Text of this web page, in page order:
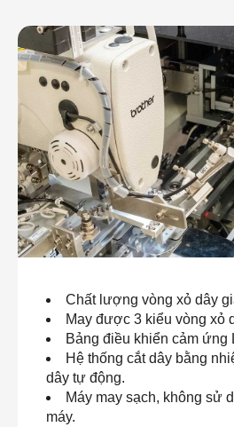
Chất lượng vòng xỏ dây
May được 3 kiểu vòng xỏ
Bảng điều khiển cảm ứng
Hệ thống cắt dây bằng
dây tự động.
Máy may sạch, không sử
máy.